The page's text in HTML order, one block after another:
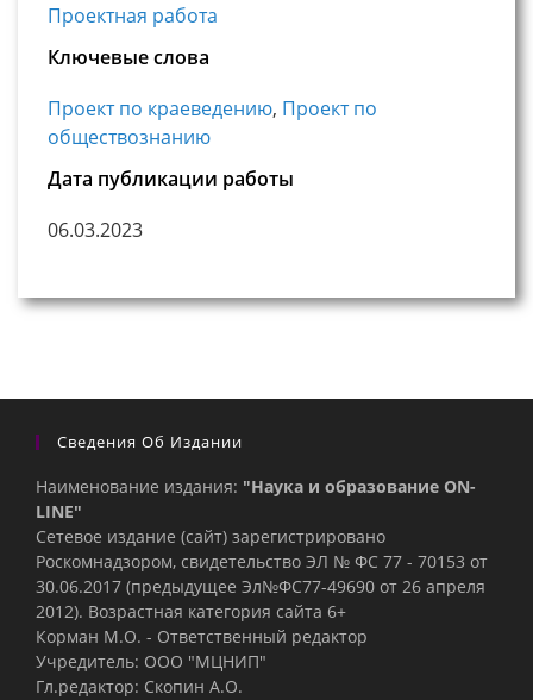
Проектная работа
Ключевые слова
Проект по краеведению, Проект по
обществознанию
Дата публикации работы
06.03.2023
Сведения Об Издании
Наименование издания: "Наука и образование ON-
LINE"
Сетевое издание (сайт) зарегистрировано
Роскомнадзором, свидетельство ЭЛ № ФС 77 - 70153 от
30.06.2017 (предыдущее Эл№ФC77-49690 от 26 апреля
2012). Возрастная категория сайта 6+
Корман М.О. - Ответственный редактор
Учредитель: ООО "МЦНИП"
Гл.редактор: Скопин А.О.